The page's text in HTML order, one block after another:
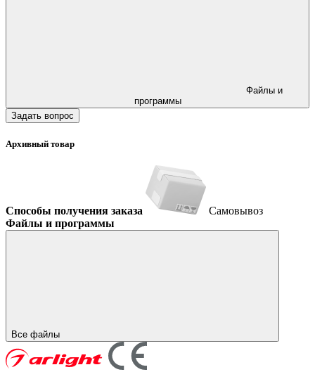
программы
Задать вопрос
Архивный товар
Способы получения заказа
Самовывоз
Файлы и программы
Все файлы